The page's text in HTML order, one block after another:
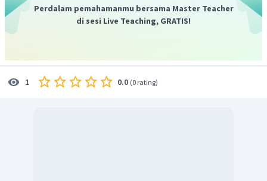
Perdalam pemahamanmu bersama Master Teacher
di sesi Live Teaching, GRATIS!
1 0.0 (0 rating)